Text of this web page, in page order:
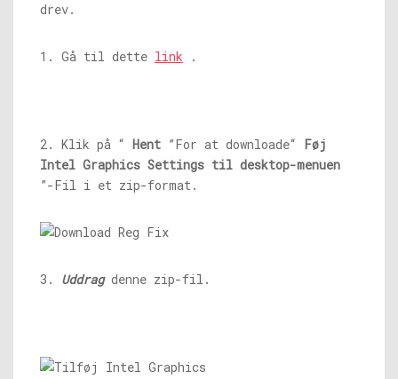
drev.
1. Gå til dette link .
2. Klik på “ Hent ”For at downloade“ Føj
Intel Graphics Settings til desktop-menuen
”-Fil i et zip-format.
3. Uddrag denne zip-fil.